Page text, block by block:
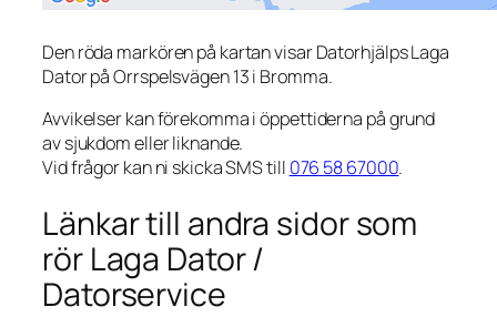
Den röda markören på kartan visar Datorhjälps Laga
Dator på Orrspelsvägen 13 i Bromma.
Avvikelser kan förekomma i öppettiderna på grund
av sjukdom eller liknande.
Vid frågor kan ni skicka SMS till 076 58 67000.
Länkar till andra sidor som
rör Laga Dator /
Datorservice